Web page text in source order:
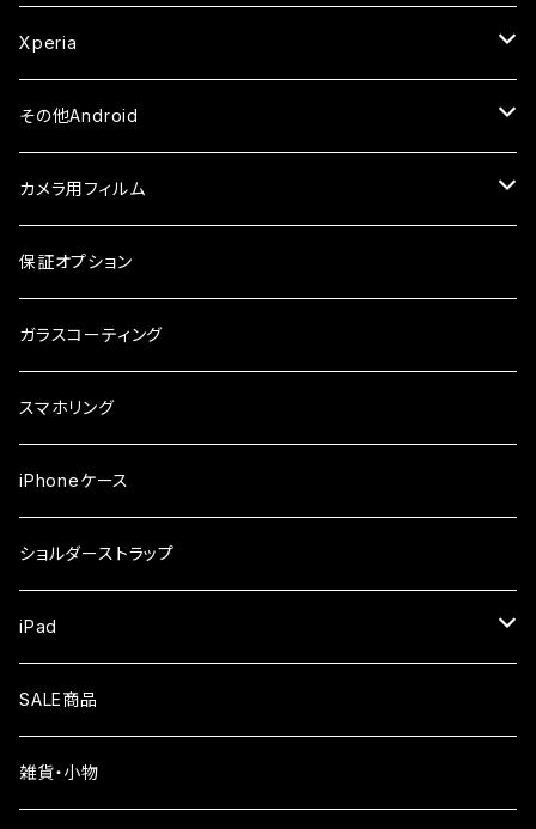
セラミックフィルム
セラミックフィルム
ガラスフィルム
ケース・カバー
iPhone6
ガラスフィルム
ケース・カバー
ケース
ガラスフィルム
ケース
iPhone7Plus
ガラスフィルム
ケース
iPhone8Plus
ガラスフィルム
ケース
セラミックフィルム
ケース
ガラスフィルム
セラミックフィルム
ケース
Xperia
ガラスフィルム
その他Android
AQUOS
ガラスフィルム
arrows
ガラスフィルム
シンプルスマホ
ガラスフィルム
らくらくスマホ
ガラスフィルム
OPPO
ガラスフィルム
Xiaomi
ガラスフィルム
カメラ用フィルム
iPhone
iPhone17e
iPhone17ProMax
iPhone16
iPhone15
Android
保証オプション
ガラスコーティング
スマホリング
iPhoneケース
ショルダーストラップ
iPad
液晶フィルム
SALE商品
雑貨・小物